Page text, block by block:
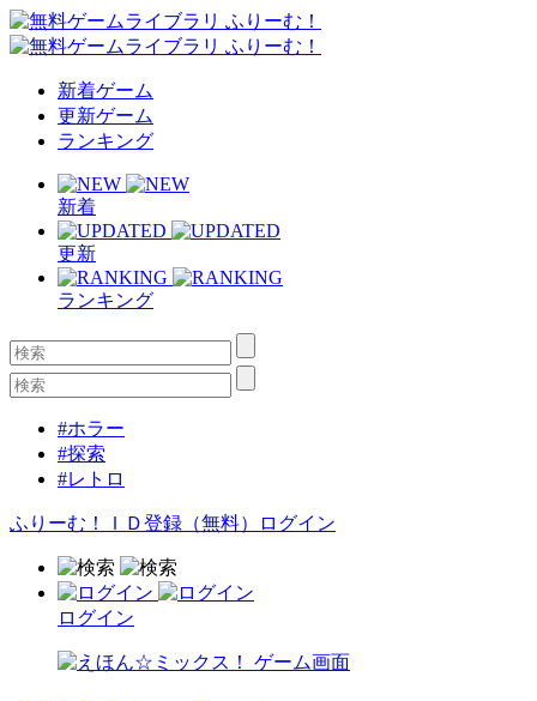
新着ゲーム
更新ゲーム
ランキング
新着
更新
ランキング
#ホラー
#探索
#レトロ
ふりーむ！ＩＤ登録（無料） ログイン
ログイン